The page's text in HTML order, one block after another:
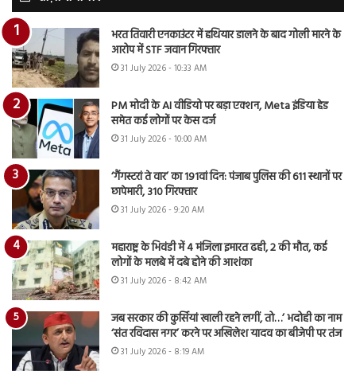
भरत तिवारी एनकाउंटर में हथियार डालने के बाद गोली मारने के
आरोप में STF जवान गिरफ्तार
31 July 2026 - 10:33 AM
PM मोदी के AI वीडियो पर बड़ा एक्शन, Meta इंडिया हेड
समेत कई लोगों पर केस दर्ज
31 July 2026 - 10:00 AM
‘गैंगस्टरां ते वार’ का 191वां दिन: पंजाब पुलिस की 611 स्थानों पर
छापेमारी, 310 गिरफ्तार
31 July 2026 - 9:20 AM
महाराष्ट्र के भिवंडी में 4 मंजिला इमारत ढही, 2 की मौत, कई
लोगों के मलबे में दबे होने की आशंका
31 July 2026 - 8:42 AM
जब सरकार की कुर्सियां खाली रहने लगीं, तो…’ भदोही का नाम
‘संत रविदास नगर’ करने पर अखिलेश यादव का बीजेपी पर तंज
31 July 2026 - 8:19 AM